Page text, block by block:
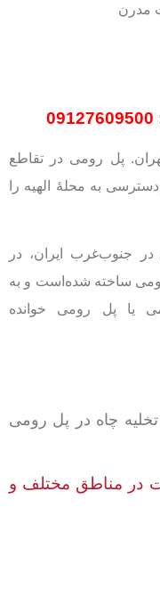
مدرن
09127609500
پل رومی در تقاطع
به محلهٔ الهیه را
جنوب‌غرب ایران، در
ساخته شده‌است و به
یا پل رومی خوانده
چاه در پل رومی
در مناطق مختلف و